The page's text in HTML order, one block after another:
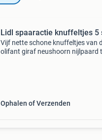
Lidl spaaractie knuffeltjes 5
Vijf nette schone knuffeltjes van
olifant giraf neushoorn nijlpaard
Ophalen of Verzenden